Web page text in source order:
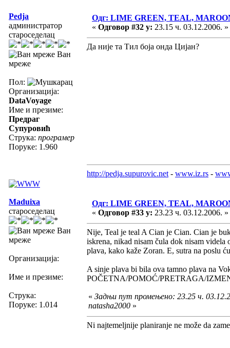
Pedja
администратор
староседелац
Ван
мреже
Пол:
Организација:
DataVoyage
Име и презиме:
Предраг
Супуровић
Струка: програмер
Поруке: 1.960
Одг: LIME GREEN, TEAL,
« Одговор #32 у: 23.15 ч. 03.12.2006. »
Да није та Тил боја онда Цијан?
http://pedja.supurovic.net - www.iz.rs -
Maduixa
староседелац
Ван
мреже
Организација:
Име и презиме:
Струка:
Поруке: 1.014
Одг: LIME GREEN, TEAL,
« Одговор #33 у: 23.23 ч. 03.12.2006. »
Nije, Teal je teal A Cian je Cian. Cian je
iskrena, nikad nisam čula dok nisam
plava, kako kaže Zoran. E, sutra na poslu
A sinje plava bi bila ova tamno plava na
POČETNA/POMOĆ/PRETRAGA/
« Задњи пут промењено: 23.25 ч.
natasha2000 »
Ni najtemeljnije planiranje ne može da